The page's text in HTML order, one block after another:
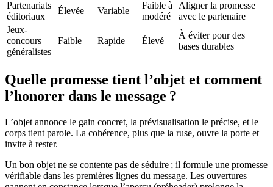
Partenariats
éditoriaux
Élevée Variable
Faible à
modéré
Aligner la promesse
avec le partenaire
Jeux-
concours
généralistes
Faible Rapide Élevé
À éviter pour des
bases durables
Quelle promesse tient l’objet et comment
l’honorer dans le message ?
L’objet annonce le gain concret, la prévisualisation le précise, et le
corps tient parole. La cohérence, plus que la ruse, ouvre la porte et
invite à rester.
Un bon objet ne se contente pas de séduire ; il formule une promesse
vérifiable dans les premières lignes du message. Les ouvertures